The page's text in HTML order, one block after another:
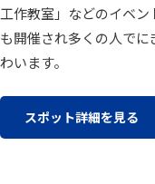
工作教室」などのイベン
も開催され多くの人でに
わいます。
スポット詳細を見る